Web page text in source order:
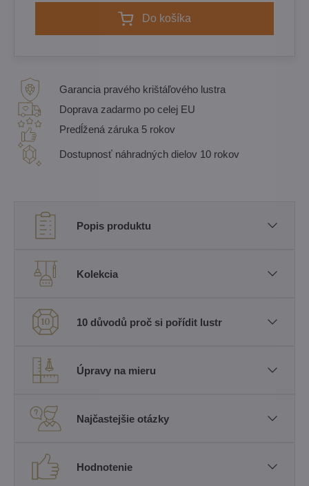
Do košíka
Garancia pravého krištáľového lustra
Doprava zadarmo po celej EU
Predĺžená záruka 5 rokov
Dostupnosť náhradných dielov 10 rokov
Popis produktu
Kolekcia
10 důvodů proč si pořídit lustr
Úpravy na mieru
Najčastejšie otázky
Hodnotenie